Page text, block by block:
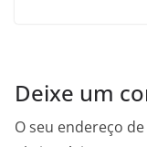
Deixe um
O seu endereço